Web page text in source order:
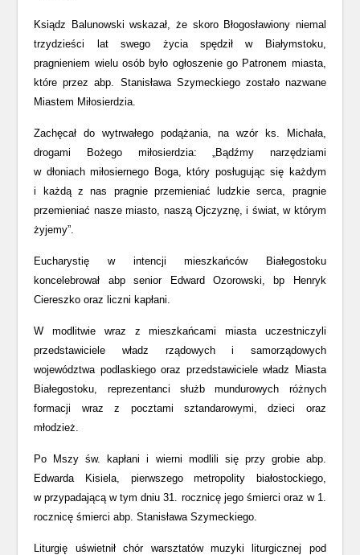
Ksiądz Balunowski wskazał, że skoro Błogosławiony niemal
trzydzieści lat swego życia spędził w Białymstoku,
pragnieniem wielu osób było ogłoszenie go Patronem miasta,
które przez abp. Stanisława Szymeckiego zostało nazwane
Miastem Miłosierdzia.
Zachęcał do wytrwałego podążania, na wzór ks. Michała,
drogami Bożego miłosierdzia: „Bądźmy narzędziami
w dłoniach miłosiernego Boga, który posługując się każdym
i każdą z nas pragnie przemieniać ludzkie serca, pragnie
przemieniać nasze miasto, naszą Ojczyznę, i świat, w którym
żyjemy”.
Eucharystię w intencji mieszkańców Białegostoku
koncelebrował abp senior Edward Ozorowski, bp Henryk
Ciereszko oraz liczni kapłani.
W modlitwie wraz z mieszkańcami miasta uczestniczyli
przedstawiciele władz rządowych i samorządowych
województwa podlaskiego oraz przedstawiciele władz Miasta
Białegostoku, reprezentanci służb mundurowych różnych
formacji wraz z pocztami sztandarowymi, dzieci oraz
młodzież.
Po Mszy św. kapłani i wierni modlili się przy grobie abp.
Edwarda Kisiela, pierwszego metropolity białostockiego,
w przypadającą w tym dniu 31. rocznicę jego śmierci oraz w 1.
rocznicę śmierci abp. Stanisława Szymeckiego.
Liturgię uświetnił chór warsztatów muzyki liturgicznej pod